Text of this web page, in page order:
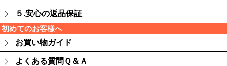
５.安心の返品保証
初めてのお客様へ
お買い物ガイド
よくある質問Ｑ＆Ａ